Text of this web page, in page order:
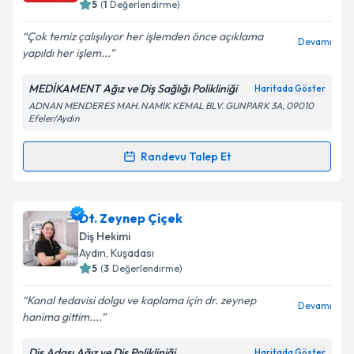
Kişisel verilerimin işlenmesine ilişkin
Aydınlatma
Metni'ni okudum ve kişisel verilerimin belirtilen
kapsamda işlenmesini kabul ediyorum.
Takvim Talebini Gönder
5 (1 Değerlendirme)
Çok temiz çalışılıyor her işlemden önce açıklama
yapıldı her işlem...
Devamı
MEDİKAMENT Ağız ve Diş Sağlığı Polikliniği Haritada Göster
ADNAN MENDERES MAH. NAMIK KEMAL BLV. GUNPARK 3A, 09010
Efeler/Aydın
Randevu Talep Et
Randevu Takvimi Talebi
Dt. Mehmet Altınbaşakiçin randevu takvimi talebi
oluşturun. Size bu uzmandan randevu almanız için bir
takvim hazırlandığında e-posta ile bilgilendireceğiz.
Dt. Zeynep Çiçek
Diş Hekimi
Aydın, Kuşadası
5 (3 Değerlendirme)
Kanal tedavisi dolgu ve kaplama için dr. zeynep
hanima gittim....
Devamı